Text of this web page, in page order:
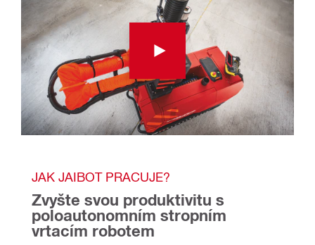
JAK JAIBOT PRACUJE?
Zvyšte svou produktivitu s
poloautonomním stropním
vrtacím robotem